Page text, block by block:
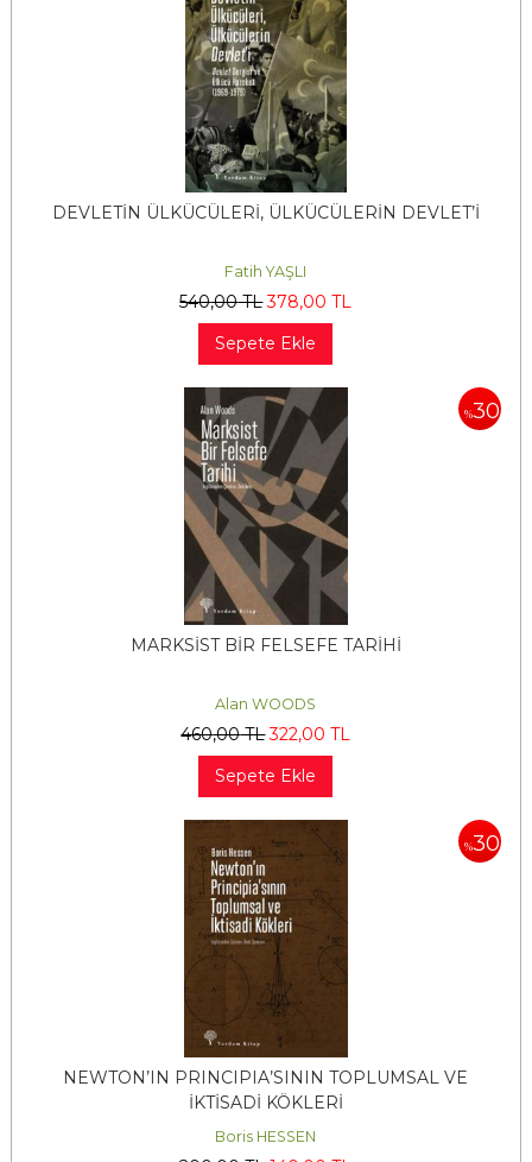
DEVLETİN ÜLKÜCÜLERİ, ÜLKÜCÜLERİN DEVLET’İ
Fatih YAŞLI
540,00TL 378,00 TL
Sepete Ekle
%30
MARKSİST BİR FELSEFE TARİHİ
Alan WOODS
460,00TL 322,00 TL
Sepete Ekle
%30
NEWTON’IN PRINCIPIA’SININ TOPLUMSAL VE
İKTİSADİ KÖKLERİ
Boris HESSEN